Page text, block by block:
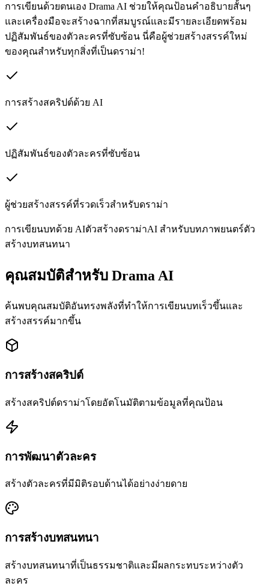
การเขียนด้วยตนเอง Drama AI ช่วยให้คุณป้อนคำอธิบายสั้นๆ
และเครื่องมือจะสร้างฉากที่สมบูรณ์และมีรายละเอียดพร้อม
ปฏิสัมพันธ์ของตัวละครที่ซับซ้อน นี่คือผู้ช่วยสร้างสรรค์ใหม่
ของคุณสำหรับทุกสิ่งที่เป็นดราม่า!
การสร้างสคริปต์ด้วย AI
ปฏิสัมพันธ์ของตัวละครที่ซับซ้อน
ผู้ช่วยสร้างสรรค์ที่รวดเร็วสำหรับดราม่า
การเขียนบทด้วย AIตัวสร้างดราม่าAI สำหรับบทภาพยนตร์ตัว
สร้างบทสนทนา
คุณสมบัติสำหรับ Drama AI
ค้นพบคุณสมบัติอันทรงพลังที่ทำให้การเขียนบทเร็วขึ้นและ
สร้างสรรค์มากขึ้น
การสร้างสคริปต์
สร้างสคริปต์ดราม่าโดยอัตโนมัติตามข้อมูลที่คุณป้อน
การพัฒนาตัวละคร
สร้างตัวละครที่มีมิติรอบด้านได้อย่างง่ายดาย
การสร้างบทสนทนา
สร้างบทสนทนาที่เป็นธรรมชาติและมีผลกระทบระหว่างตัว
ละคร